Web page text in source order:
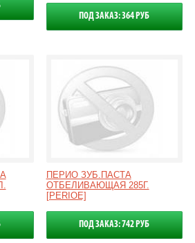
ПОД ЗАКАЗ: 364 РУБ
ПЕРИО ЗУБ.ПАСТА
ОТБЕЛИВАЮЩАЯ 285Г.
[PERIOE]
ПОД ЗАКАЗ: 742 РУБ